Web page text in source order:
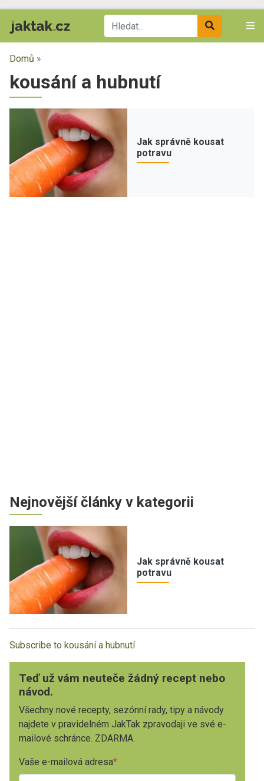
Domů »
kousání a hubnutí
Jak správně kousat
potravu
Nejnovější články v kategorii
Jak správně kousat
potravu
Subscribe to kousání a hubnutí
Teď už vám neuteče žádný recept nebo
návod.
Všechny nové recepty, sezónní rady, tipy a návody
najdete v pravidelném JakTak zpravodaji ve své e-
mailové schránce. ZDARMA.
Vaše e-mailová adresa